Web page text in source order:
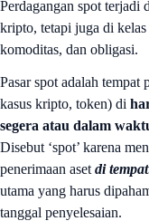
Perdagangan spot terjadi
kripto, tetapi juga di kelas
komoditas, dan obligasi.
Pasar spot adalah tempat
kasus kripto, token) di
segera atau dalam
Disebut ‘spot’ karena
penerimaan aset di tempat
utama yang harus
tanggal penyelesaian.